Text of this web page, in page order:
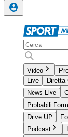
Video
Live
Diretta
News Live
Probabili
Drive UP
Podcast